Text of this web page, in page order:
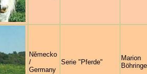
Německo
/
Germany
Serie "Pferde"
Marion